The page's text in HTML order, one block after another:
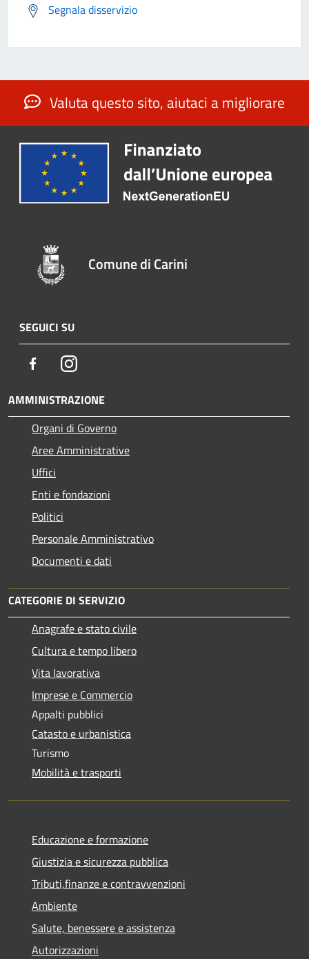
Segnala disservizio
Valuta questo sito, aiutaci a migliorare
Comune di Carini
SEGUICI SU
FacebookInstagram
AMMINISTRAZIONE
Organi di Governo
Aree Amministrative
Uffici
Enti e fondazioni
Politici
Personale Amministrativo
Documenti e dati
CATEGORIE DI SERVIZIO
Anagrafe e stato civile
Cultura e tempo libero
Vita lavorativa
Imprese e Commercio
Appalti pubblici
Catasto e urbanistica
Turismo
Mobilità e trasporti
Educazione e formazione
Giustizia e sicurezza pubblica
Tributi,finanze e contravvenzioni
Ambiente
Salute, benessere e assistenza
Autorizzazioni